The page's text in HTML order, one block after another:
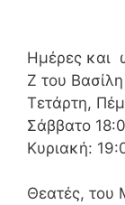
Ημέρες και
Ζ του
Τετάρτη,
Σάββατο
Κυριακή:
Θεατές, του